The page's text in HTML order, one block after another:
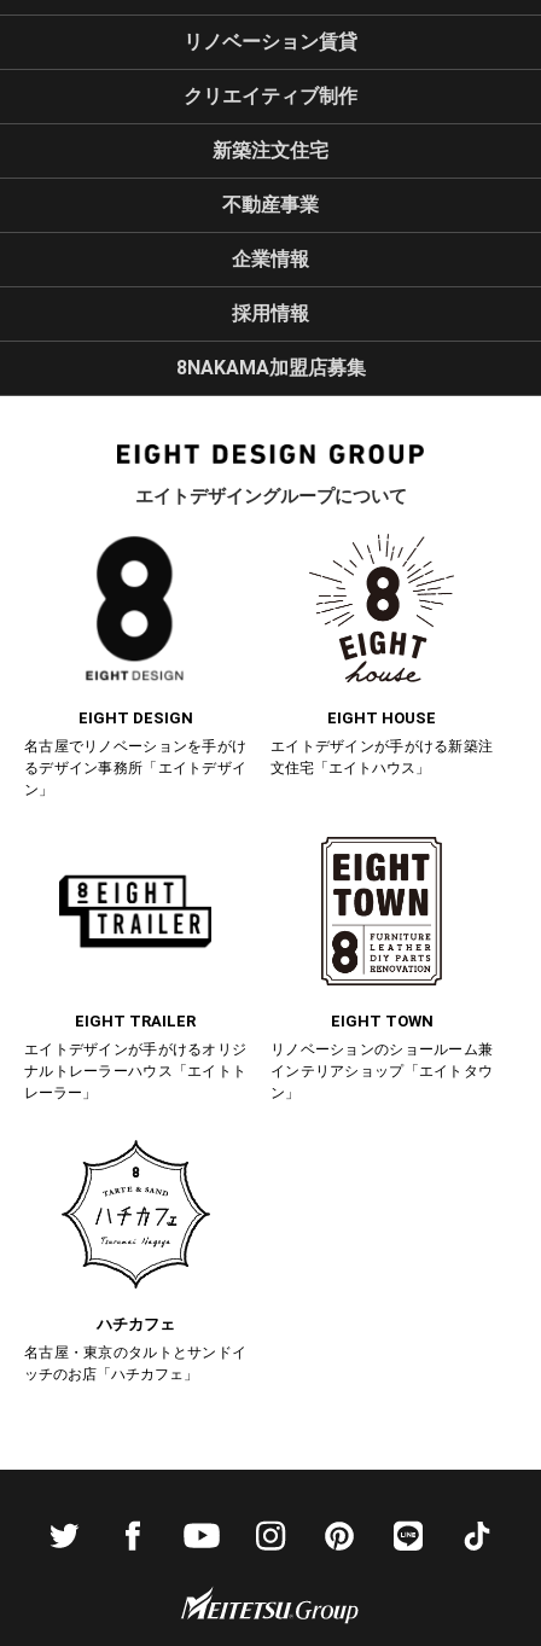
エイトデザイングループについて
EIGHT DESIGN
名古屋でリノベーションを手がけ
るデザイン事務所「エイトデザイ
ン」
EIGHT HOUSE
エイトデザインが手がける新築注
文住宅「エイトハウス」
EIGHT TRAILER
エイトデザインが手がけるオリジ
ナルトレーラーハウス「エイトト
レーラー」
EIGHT TOWN
リノベーションのショールーム兼
インテリアショップ「エイトタウ
ン」
ハチカフェ
名古屋・東京のタルトとサンドイ
ッチのお店「ハチカフェ」
リノベーション賃貸
クリエイティブ制作
新築注文住宅
不動産事業
企業情報
採用情報
8NAKAMA加盟店募集